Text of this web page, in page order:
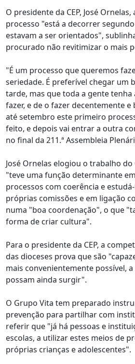
O presidente da CEP, José
processo "está a decorrer
estavam a ser orientados",
procurado não revitimizar o mais
"É um processo que queremos
seriedade. É preferível chegar um
tarde, mas que toda a gente tenha
fazer, e de o fazer decentemente e
até setembro este primeiro
feito, e depois vai entrar a outra
no final da 211.ª Assembleia
José Ornelas elogiou o trabalho
"teve uma função determinante
processos com coerência e
próprias comissões e em ligação
numa "boa coordenação", o que
forma de criar cultura".
Para o presidente da CEP, a
das dioceses prova que são
mais convenientemente possível,
possam ainda surgir".
O Grupo Vita tem preparado
prevenção para partilhar com
referir que "já há pessoas e
escolas, a utilizar estes meios de
próprias crianças e adolescentes".